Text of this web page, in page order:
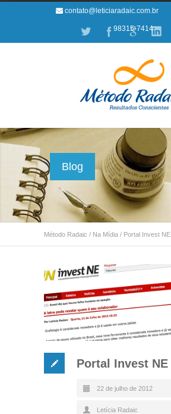
contato@leticiaradaic.com.br
98315-7414
Blog
Método Radaic / Na Mídia / Portal Invest NE
Portal Invest NE
22 de julho de 2012
Letícia Radaic